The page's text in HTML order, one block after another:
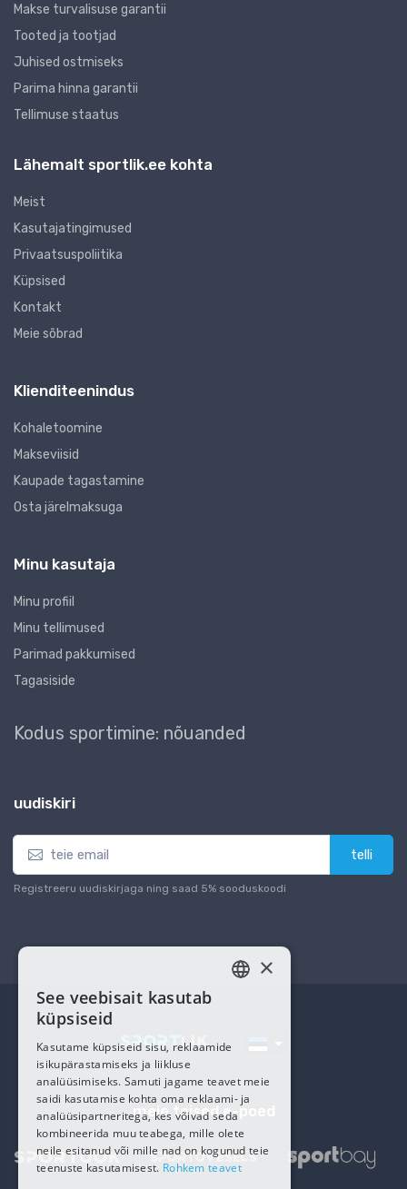
Makse turvalisuse garantii
Tooted ja tootjad
Juhised ostmiseks
Parima hinna garantii
Tellimuse staatus
Lähemalt sportlik.ee kohta
Meist
Kasutajatingimused
Privaatsuspoliitika
Küpsised
Kontakt
Meie sõbrad
Klienditeenindus
Kohaletoomine
Makseviisid
Kaupade tagastamine
Osta järelmaksuga
Minu kasutaja
Minu profiil
Minu tellimused
Parimad pakkumised
Tagasiside
Kodus sportimine: nõuanded
uudiskiri
telli
Registreeru uudiskirjaga ning saad 5% sooduskoodi
meie teised e-poed
×
See veebisait kasutab
küpsiseid
Kasutame küpsiseid sisu, reklaamide
isikupärastamiseks ja liikluse
analüüsimiseks. Samuti jagame teavet meie
saidi kasutamise kohta oma reklaami- ja
analüüsipartneritega, kes võivad seda
kombineerida muu teabega, mille olete
neile esitanud või mille nad on kogunud teie
teenuste kasutamisest. Rohkem teavet